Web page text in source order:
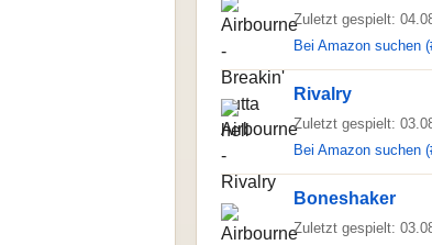
Zuletzt gespielt:
Bei Amazon suchen
Rivalry
Zuletzt gespielt:
Bei Amazon suchen
Boneshaker
Zuletzt gespielt: